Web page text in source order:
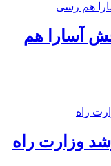
آسارا هم
وزارت راه